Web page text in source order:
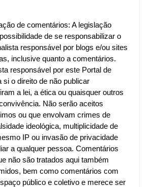
de comentários: A legislação
de se responsabilizar o
responsável por blogs e/ou sites
inclusive quanto a comentários.
responsável por este Portal de
o direito de não publicar
a lei, a ética ou quaisquer outros
Não serão aceitos
ou que envolvam crimes de
ideológica, multiplicidade de
IP ou invasão de privacidade
a qualquer pessoa. Comentários
não são tratados aqui também
bem como comentários com
público e coletivo e merece ser